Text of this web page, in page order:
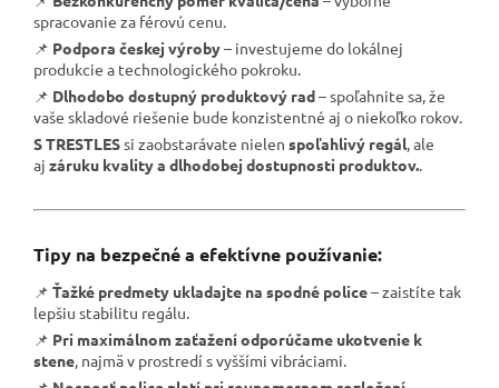
spracovanie za férovú cenu.
📌 Podpora českej výroby– investujeme do lokálnej
produkcie a technologického pokroku.
📌 Dlhodobo dostupný produktový rad– spoľahnite sa, že
vaše skladové riešenie bude konzistentné aj o niekoľko rokov.
S TRESTLESsi zaobstarávate nielen spoľahlivý regál , ale
aj záruku kvality a dlhodobej dostupnosti produktov.
Tipy na bezpečné a efektívne používanie:
📌 Ťažké predmety ukladajte na spodné police– zaistíte tak
lepšiu stabilitu regálu.
📌 Pri maximálnom zaťažení odporúčame ukotvenie k
stene , najmä v prostredí s vyššími vibráciami.